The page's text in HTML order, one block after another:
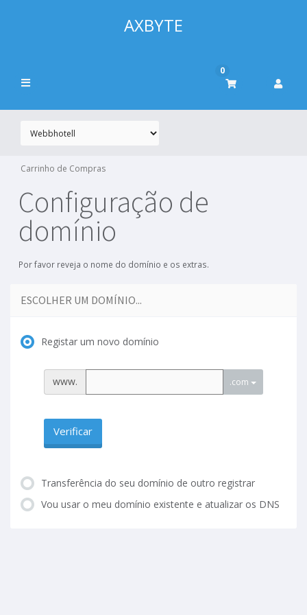
AXBYTE
0
Carrinho de Compras
Configuração de
domínio
Por favor reveja o nome do domínio e os extras.
ESCOLHER UM DOMÍNIO...
Registar um novo domínio
www. .com
Verificar
Transferência do seu domínio de outro registrar
Vou usar o meu domínio existente e atualizar os DNS